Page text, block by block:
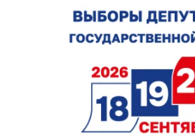
несколько предложений о нем
Укажите свои контактные
пришлите текст: «Я, Анна
разрешаю использовать фото
Елены, 02.11.2012 г.р., на
«Звездочки Нового